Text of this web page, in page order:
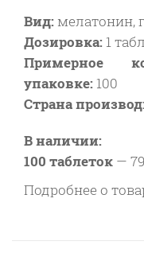
Вид: мелатонин,
Дозировка: 1
Примерное
упаковке: 100
Страна
В наличии:
100 таблеток —
Подробнее о